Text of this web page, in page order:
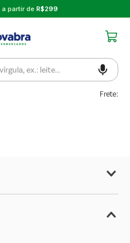
a partir de R$299
Frete: